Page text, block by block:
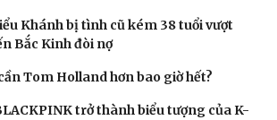
Khánh bị tình cũ kém 38 tuổi vượt
Bắc Kinh đòi nợ
Tom Holland hơn bao giờ hết?
trở thành biểu tượng của K-